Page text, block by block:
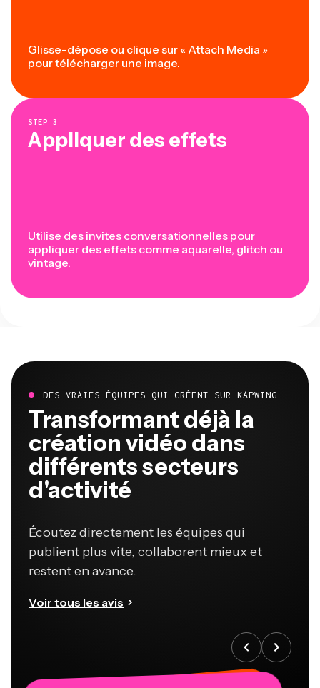
Glisse-dépose ou clique sur « Attach Media »
pour télécharger une image.
STEP 3
Appliquer des effets
Utilise des invites conversationnelles pour
appliquer des effets comme aquarelle, glitch ou
vintage.
DES VRAIES ÉQUIPES QUI CRÉENT SUR KAPWING
Transformant déjà la
création vidéo dans
différents secteurs
d'activité
Écoutez directement les équipes qui
publient plus vite, collaborent mieux et
restent en avance.
Voir tous les avis